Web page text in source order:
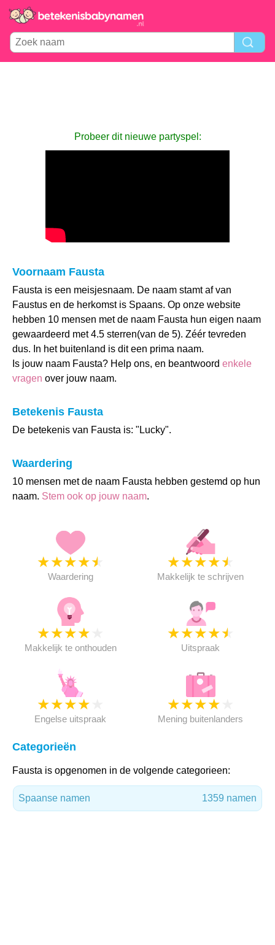
Probeer dit nieuwe partyspel:
Voornaam Fausta
Fausta is een meisjesnaam. De naam stamt af van
Faustus en de herkomst is Spaans. Op onze website
hebben 10 mensen met de naam Fausta hun eigen naam
gewaardeerd met 4.5 sterren(van de 5). Zéér tevreden
dus. In het buitenland is dit een prima naam.
Is jouw naam Fausta? Help ons, en beantwoord enkele
vragen over jouw naam.
Betekenis Fausta
De betekenis van Fausta is: "Lucky".
Waardering
10 mensen met de naam Fausta hebben gestemd op hun
naam. Stem ook op jouw naam.
★★★★★
Waardering
★★★★★
Makkelijk te schrijven
★★★★
Makkelijk te onthouden
★★★★★
Uitspraak
★★★★
Engelse uitspraak
★★★★
Mening buitenlanders
Categorieën
Fausta is opgenomen in de volgende categorieen:
Spaanse namen 1359 namen